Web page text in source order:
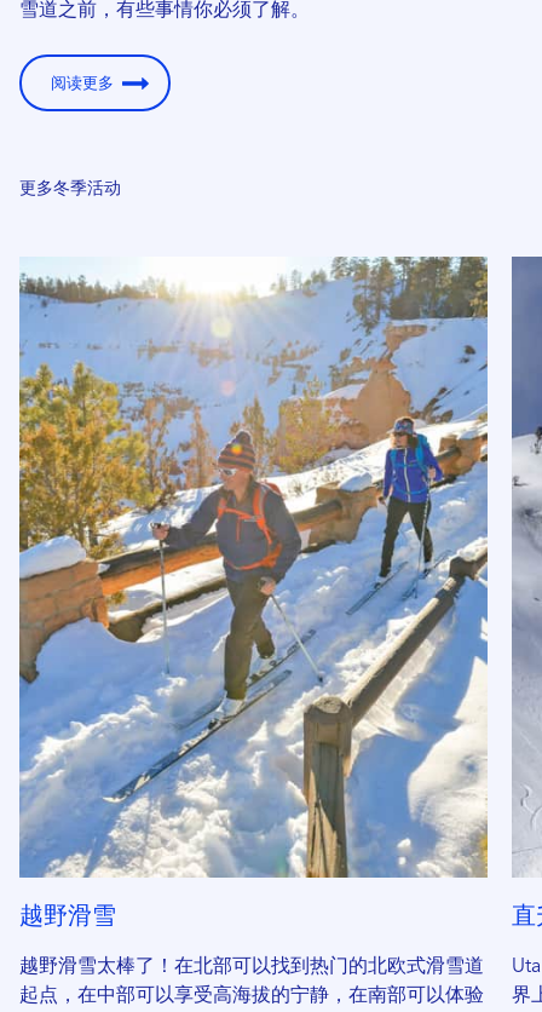
雪道之前，有些事情你必须了解。
阅读更多
更多冬季活动
越野滑雪
越野滑雪太棒了！在北部可以找到热门的北欧式滑雪道
起点，在中部可以享受高海拔的宁静，在南部可以体验
界